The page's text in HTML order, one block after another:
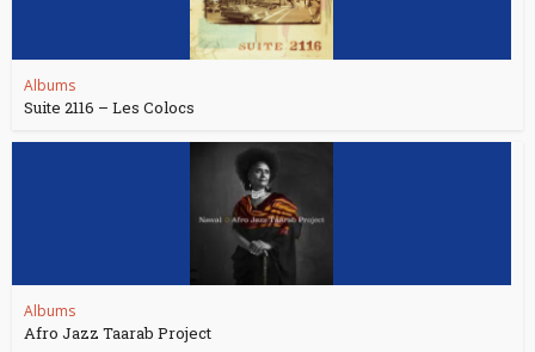
Albums
Suite 2116 – Les Colocs
Albums
Afro Jazz Taarab Project